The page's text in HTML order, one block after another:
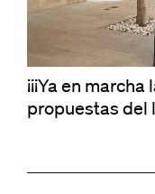
¡¡¡Ya en
propuestas del